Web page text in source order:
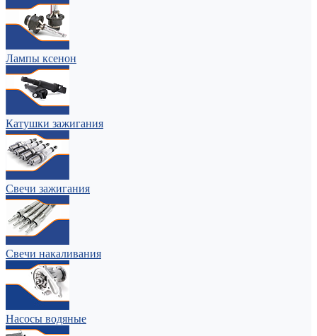
Лампы ксенон
Катушки зажигания
Свечи зажигания
Свечи накаливания
Насосы водяные